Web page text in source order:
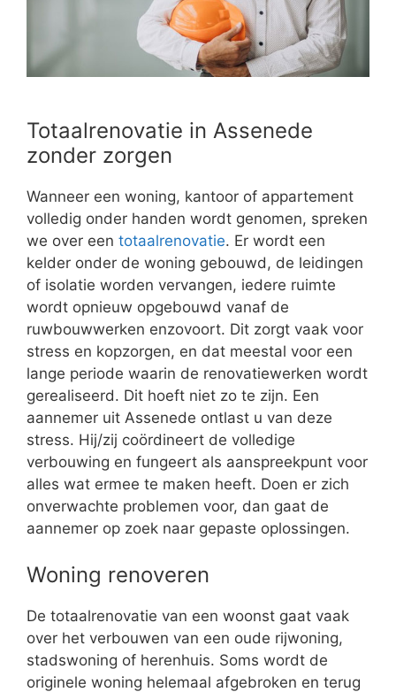
Totaalrenovatie in Assenede
zonder zorgen
Wanneer een woning, kantoor of appartement
volledig onder handen wordt genomen, spreken
we over een totaalrenovatie. Er wordt een
kelder onder de woning gebouwd, de leidingen
of isolatie worden vervangen, iedere ruimte
wordt opnieuw opgebouwd vanaf de
ruwbouwwerken enzovoort. Dit zorgt vaak voor
stress en kopzorgen, en dat meestal voor een
lange periode waarin de renovatiewerken wordt
gerealiseerd. Dit hoeft niet zo te zijn. Een
aannemer uit Assenede ontlast u van deze
stress. Hij/zij coördineert de volledige
verbouwing en fungeert als aanspreekpunt voor
alles wat ermee te maken heeft. Doen er zich
onverwachte problemen voor, dan gaat de
aannemer op zoek naar gepaste oplossingen.
Woning renoveren
De totaalrenovatie van een woonst gaat vaak
over het verbouwen van een oude rijwoning,
stadswoning of herenhuis. Soms wordt de
originele woning helemaal afgebroken en terug